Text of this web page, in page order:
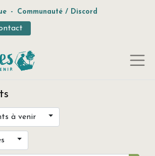
- Communauté / Discord
à venir